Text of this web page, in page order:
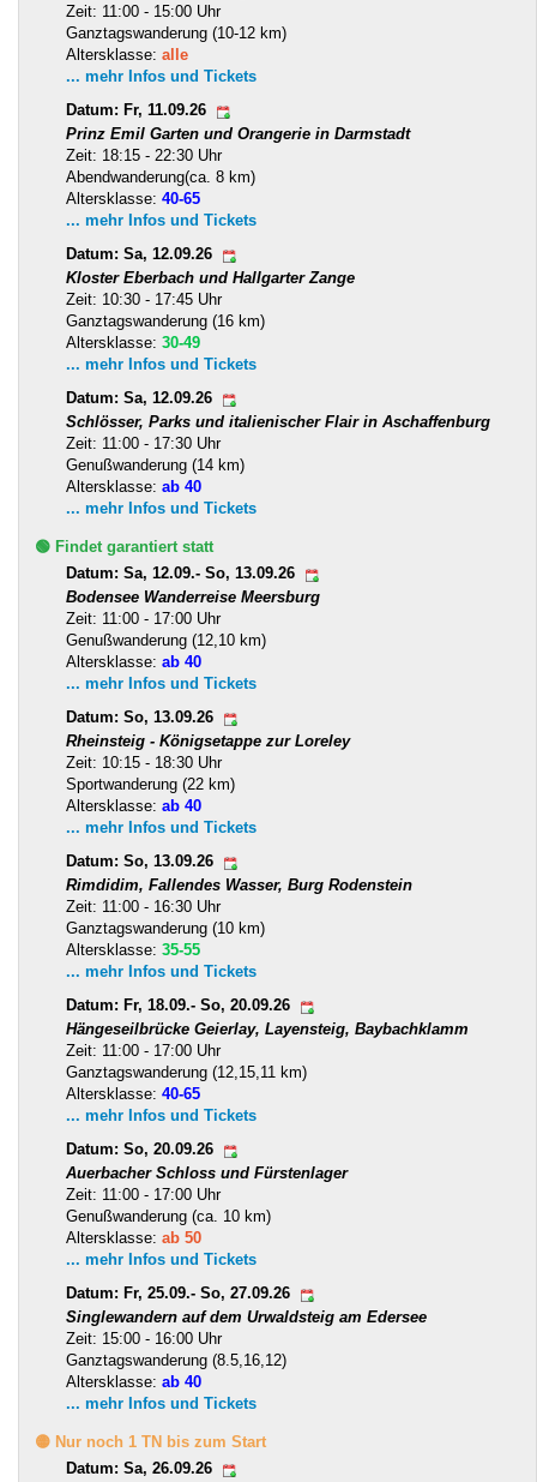
Zeit: 11:00 - 15:00 Uhr
Ganztagswanderung (10-12 km)
Altersklasse: alle
... mehr Infos und Tickets
Datum: Fr, 11.09.26
Prinz Emil Garten und Orangerie in Darmstadt
Zeit: 18:15 - 22:30 Uhr
Abendwanderung(ca. 8 km)
Altersklasse: 40-65
... mehr Infos und Tickets
Datum: Sa, 12.09.26
Kloster Eberbach und Hallgarter Zange
Zeit: 10:30 - 17:45 Uhr
Ganztagswanderung (16 km)
Altersklasse: 30-49
... mehr Infos und Tickets
Datum: Sa, 12.09.26
Schlösser, Parks und italienischer Flair in Aschaffenburg
Zeit: 11:00 - 17:30 Uhr
Genußwanderung (14 km)
Altersklasse: ab 40
... mehr Infos und Tickets
🟢 Findet garantiert statt
Datum: Sa, 12.09.- So, 13.09.26
Bodensee Wanderreise Meersburg
Zeit: 11:00 - 17:00 Uhr
Genußwanderung (12,10 km)
Altersklasse: ab 40
... mehr Infos und Tickets
Datum: So, 13.09.26
Rheinsteig - Königsetappe zur Loreley
Zeit: 10:15 - 18:30 Uhr
Sportwanderung (22 km)
Altersklasse: ab 40
... mehr Infos und Tickets
Datum: So, 13.09.26
Rimdidim, Fallendes Wasser, Burg Rodenstein
Zeit: 11:00 - 16:30 Uhr
Ganztagswanderung (10 km)
Altersklasse: 35-55
... mehr Infos und Tickets
Datum: Fr, 18.09.- So, 20.09.26
Hängeseilbrücke Geierlay, Layensteig, Baybachklamm
Zeit: 11:00 - 17:00 Uhr
Ganztagswanderung (12,15,11 km)
Altersklasse: 40-65
... mehr Infos und Tickets
Datum: So, 20.09.26
Auerbacher Schloss und Fürstenlager
Zeit: 11:00 - 17:00 Uhr
Genußwanderung (ca. 10 km)
Altersklasse: ab 50
... mehr Infos und Tickets
Datum: Fr, 25.09.- So, 27.09.26
Singlewandern auf dem Urwaldsteig am Edersee
Zeit: 15:00 - 16:00 Uhr
Ganztagswanderung (8.5,16,12)
Altersklasse: ab 40
... mehr Infos und Tickets
🟡 Nur noch 1 TN bis zum Start
Datum: Sa, 26.09.26